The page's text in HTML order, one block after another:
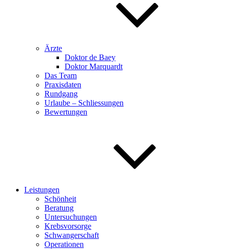
Ärzte
Doktor de Baey
Doktor Marquardt
Das Team
Praxisdaten
Rundgang
Urlaube – Schliessungen
Bewertungen
Leistungen
Schönheit
Beratung
Untersuchungen
Krebsvorsorge
Schwangerschaft
Operationen